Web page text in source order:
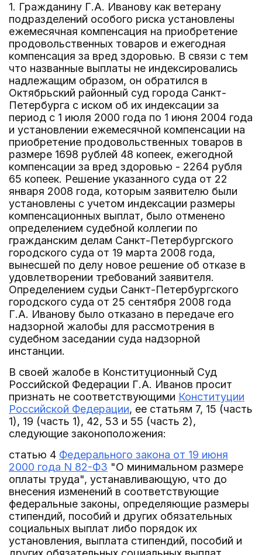
1. Гражданину Г.А. Иванову как ветерану
подразделений особого риска установлены
ежемесячная компенсация на приобретение
продовольственных товаров и ежегодная
компенсация за вред здоровью. В связи с тем
что названные выплаты не индексировались
надлежащим образом, он обратился в
Октябрьский районный суд города Санкт-
Петербурга с иском об их индексации за
период с 1 июля 2000 года по 1 июня 2004 года
и установлении ежемесячной компенсации на
приобретение продовольственных товаров в
размере 1698 рублей 48 копеек, ежегодной
компенсации за вред здоровью - 2264 рубля
65 копеек. Решение указанного суда от 22
января 2008 года, которым заявителю были
установлены с учетом индексации размеры
компенсационных выплат, было отменено
определением судебной коллегии по
гражданским делам Санкт-Петербургского
городского суда от 19 марта 2008 года,
вынесшей по делу новое решение об отказе в
удовлетворении требований заявителя.
Определением судьи Санкт-Петербургского
городского суда от 25 сентября 2008 года
Г.А. Иванову было отказано в передаче его
надзорной жалобы для рассмотрения в
судебном заседании суда надзорной
инстанции.
В своей жалобе в Конституционный Суд
Российской Федерации Г.А. Иванов просит
признать не соответствующими Конституции
Российской Федерации, ее статьям 7, 15 (часть
1), 19 (часть 1), 42, 53 и 55 (часть 2),
следующие законоположения:
статью 4 Федерального закона от 19 июня
2000 года N 82-ФЗ "О минимальном размере
оплаты труда", устанавливающую, что до
внесения изменений в соответствующие
федеральные законы, определяющие размеры
стипендий, пособий и других обязательных
социальных выплат либо порядок их
установления, выплата стипендий, пособий и